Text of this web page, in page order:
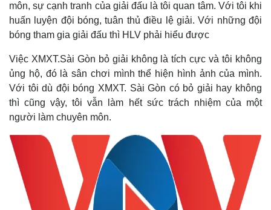
Thế giới
Quan sát
Cuộc sống đó đây
Multimedia
Video
Ảnh
Infographic
môn, sự cạnh tranh của giải đấu là tôi quan tâm. Với tôi khi
huấn luyện đội bóng, tuân thủ điều lệ giải. Với những đội
bóng tham gia giải đấu thì HLV phải hiểu được
Việc XMXT.Sài Gòn bỏ giải không là tích cực và tôi không
ủng hộ, đó là sân chơi mình thể hiện hình ảnh của mình.
Với tôi dù đội bóng XMXT. Sài Gòn có bỏ giải hay không
thì cũng vậy, tôi vẫn làm hết sức trách nhiệm của một
người làm chuyên môn.